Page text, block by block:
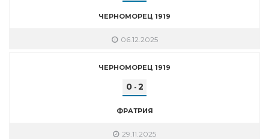
ЧЕРНОМОРЕЦ 1919
06.12.2025
ЧЕРНОМОРЕЦ 1919
0- 2
ФРАТРИЯ
29.11.2025